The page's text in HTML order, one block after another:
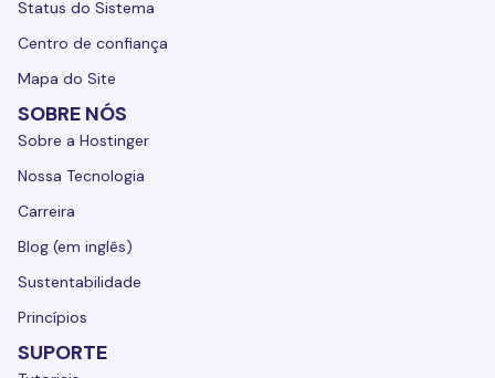
Status do Sistema
Centro de confiança
Mapa do Site
SOBRE NÓS
Sobre a Hostinger
Nossa Tecnologia
Carreira
Blog (em inglês)
Sustentabilidade
Princípios
SUPORTE